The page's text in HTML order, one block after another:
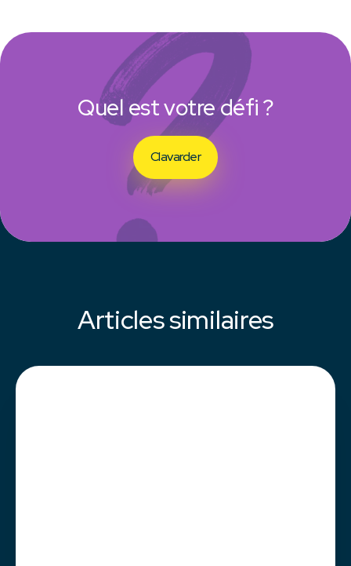
Quel est votre défi ?
Clavarder
Articles similaires